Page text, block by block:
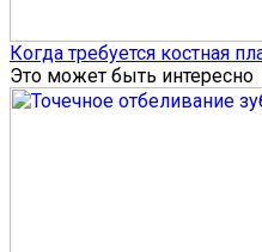
Когда требуется костная
Это может быть интересно